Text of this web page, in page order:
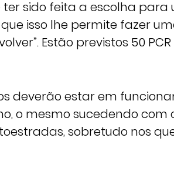
sido feita a escolha para
isso lhe permite fazer
Estão previstos 50
deverão estar em
o mesmo sucedendo com
sobretudo nos